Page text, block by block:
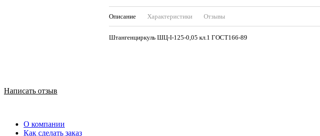
Описание Характеристики Отзывы
Штангенциркуль ШЦ-I-125-0,05 кл.1 ГОСТ166-89
Написать отзыв
О компании
Как сделать заказ